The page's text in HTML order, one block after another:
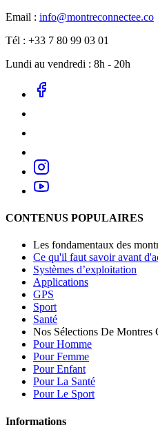
Email : info@montreconnectee.co
Tél : +33 7 80 99 03 01
Lundi au vendredi : 8h - 20h
CONTENUS POPULAIRES
Les fondamentaux des
Ce qu'il faut savoir avant
Systèmes d’exploitation
Applications
GPS
Sport
Santé
Nos Sélections De Montres
Pour Homme
Pour Femme
Pour Enfant
Pour La Santé
Pour Le Sport
Informations